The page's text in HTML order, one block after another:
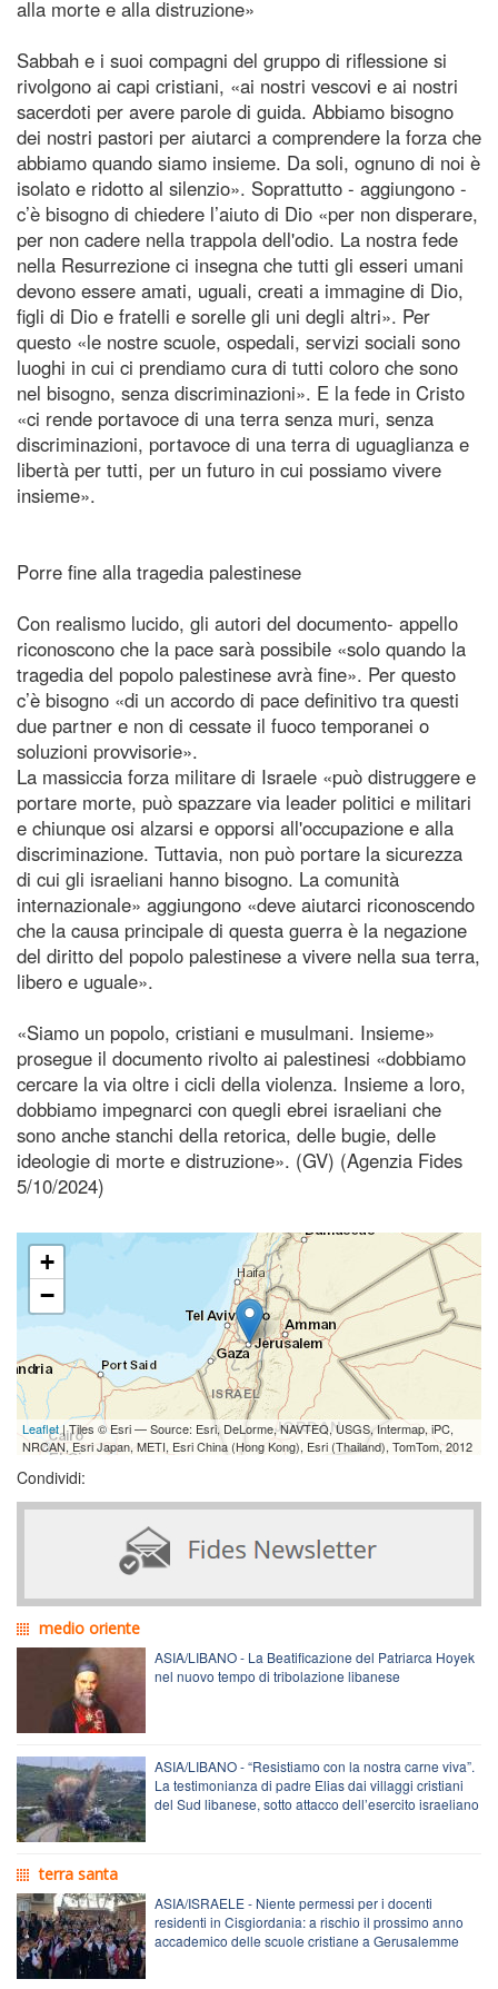
alla morte e alla distruzione»
Sabbah e i suoi compagni del gruppo di riflessione si
rivolgono ai capi cristiani, «ai nostri vescovi e ai nostri
sacerdoti per avere parole di guida. Abbiamo bisogno
dei nostri pastori per aiutarci a comprendere la forza che
abbiamo quando siamo insieme. Da soli, ognuno di noi è
isolato e ridotto al silenzio». Soprattutto - aggiungono -
c’è bisogno di chiedere l’aiuto di Dio «per non disperare,
per non cadere nella trappola dell'odio. La nostra fede
nella Resurrezione ci insegna che tutti gli esseri umani
devono essere amati, uguali, creati a immagine di Dio,
figli di Dio e fratelli e sorelle gli uni degli altri». Per
questo «le nostre scuole, ospedali, servizi sociali sono
luoghi in cui ci prendiamo cura di tutti coloro che sono
nel bisogno, senza discriminazioni». E la fede in Cristo
«ci rende portavoce di una terra senza muri, senza
discriminazioni, portavoce di una terra di uguaglianza e
libertà per tutti, per un futuro in cui possiamo vivere
insieme».
Porre fine alla tragedia palestinese
Con realismo lucido, gli autori del documento- appello
riconoscono che la pace sarà possibile «solo quando la
tragedia del popolo palestinese avrà fine». Per questo
c’è bisogno «di un accordo di pace definitivo tra questi
due partner e non di cessate il fuoco temporanei o
soluzioni provvisorie».
La massiccia forza militare di Israele «può distruggere e
portare morte, può spazzare via leader politici e militari
e chiunque osi alzarsi e opporsi all'occupazione e alla
discriminazione. Tuttavia, non può portare la sicurezza
di cui gli israeliani hanno bisogno. La comunità
internazionale» aggiungono «deve aiutarci riconoscendo
che la causa principale di questa guerra è la negazione
del diritto del popolo palestinese a vivere nella sua terra,
libero e uguale».
«Siamo un popolo, cristiani e musulmani. Insieme»
prosegue il documento rivolto ai palestinesi «dobbiamo
cercare la via oltre i cicli della violenza. Insieme a loro,
dobbiamo impegnarci con quegli ebrei israeliani che
sono anche stanchi della retorica, delle bugie, delle
ideologie di morte e distruzione». (GV) (Agenzia Fides
5/10/2024)
+
−
Leaflet | Tiles © Esri — Source: Esri, DeLorme, NAVTEQ, USGS, Intermap, iPC,
NRCAN, Esri Japan, METI, Esri China (Hong Kong), Esri (Thailand), TomTom, 2012
Condividi:
medio oriente
ASIA/LIBANO - La Beatificazione del Patriarca Hoyek
nel nuovo tempo di tribolazione libanese
ASIA/LIBANO - “Resistiamo con la nostra carne viva”.
La testimonianza di padre Elias dai villaggi cristiani
del Sud libanese, sotto attacco dell’esercito israeliano
terra santa
ASIA/ISRAELE - Niente permessi per i docenti
residenti in Cisgiordania: a rischio il prossimo anno
accademico delle scuole cristiane a Gerusalemme